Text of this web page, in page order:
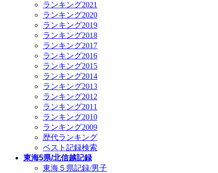
ランキング2021
ランキング2020
ランキング2019
ランキング2018
ランキング2017
ランキング2016
ランキング2015
ランキング2014
ランキング2013
ランキング2012
ランキング2011
ランキング2010
ランキング2009
歴代ランキング
ベスト記録検索
東海5県/北信越記録
東海５県記録/男子